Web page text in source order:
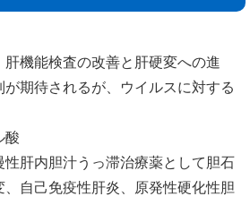
肝機能検査の改善と肝硬変への進
期待されるが、ウイルスに対する
酸
性肝内胆汁うっ滞治療薬として胆石
自己免疫性肝炎、原発性硬化性胆